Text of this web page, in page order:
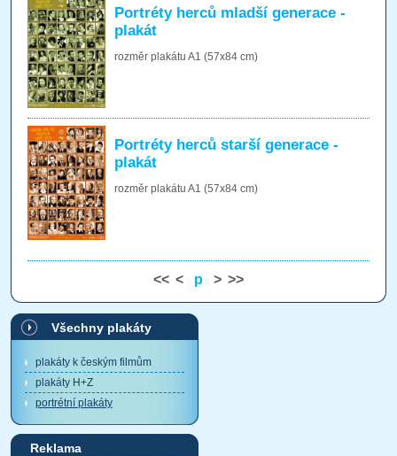
Portréty herců mladší generace -
plakát
rozměr plakátu A1 (57x84 cm)
Portréty herců starší generace -
plakát
rozměr plakátu A1 (57x84 cm)
<< < p > >>
Všechny plakáty
plakáty k českým filmům
plakáty H+Z
portrétní plakáty
Reklama